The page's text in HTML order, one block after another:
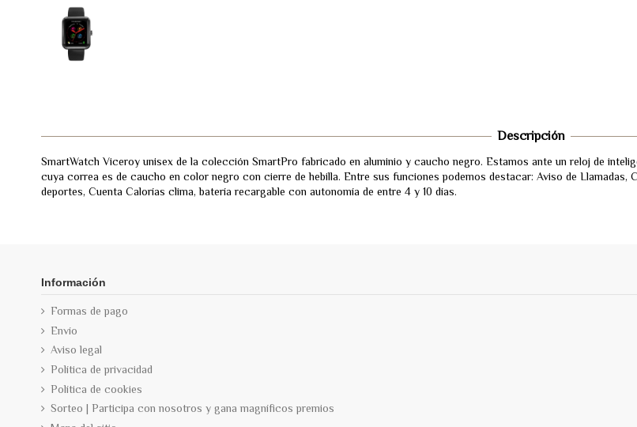
Descripción
SmartWatch Viceroy unisex de la colección SmartPro fabricado en aluminio y caucho negro. Estamos ante un reloj de
cuya correa es de caucho en color negro con cierre de hebilla. Entre sus funciones podemos destacar: Aviso de Llamadas,
deportes, Cuenta Calorías clima, batería recargable con autonomía de entre 4 y 10 días.
Información
Formas de pago
Envío
Aviso legal
Política de privacidad
Política de cookies
Sorteo | Participa con nosotros y gana magníficos premios